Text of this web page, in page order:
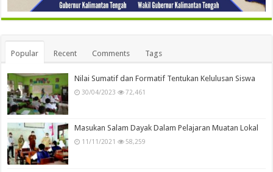
Popular Recent Comments Tags
Nilai Sumatif dan Formatif Tentukan Kelulusan Siswa
30/04/2023 72,461
Masukan Salam Dayak Dalam Pelajaran Muatan Lokal
11/11/2021 58,259